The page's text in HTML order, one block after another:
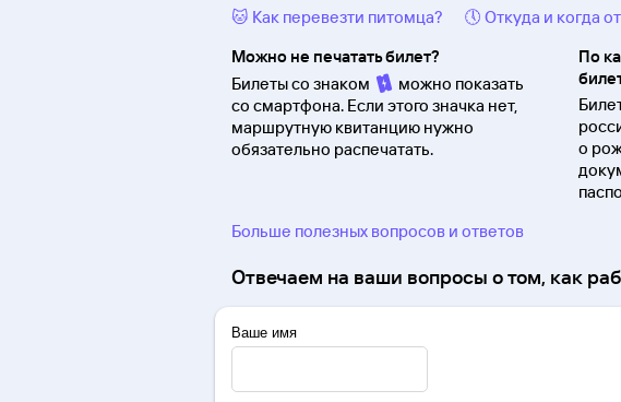
🐱 Как перевезти питомца? 🕔 Откуда и когда
Можно не печатать билет?
Билеты со знаком
можно показать
со смартфона. Если этого значка нет,
маршрутную квитанцию нужно
обязательно распечатать.
По
о
Больше полезных вопросов и ответов
Отвечаем на ваши вопросы о том, как
Ваше имя